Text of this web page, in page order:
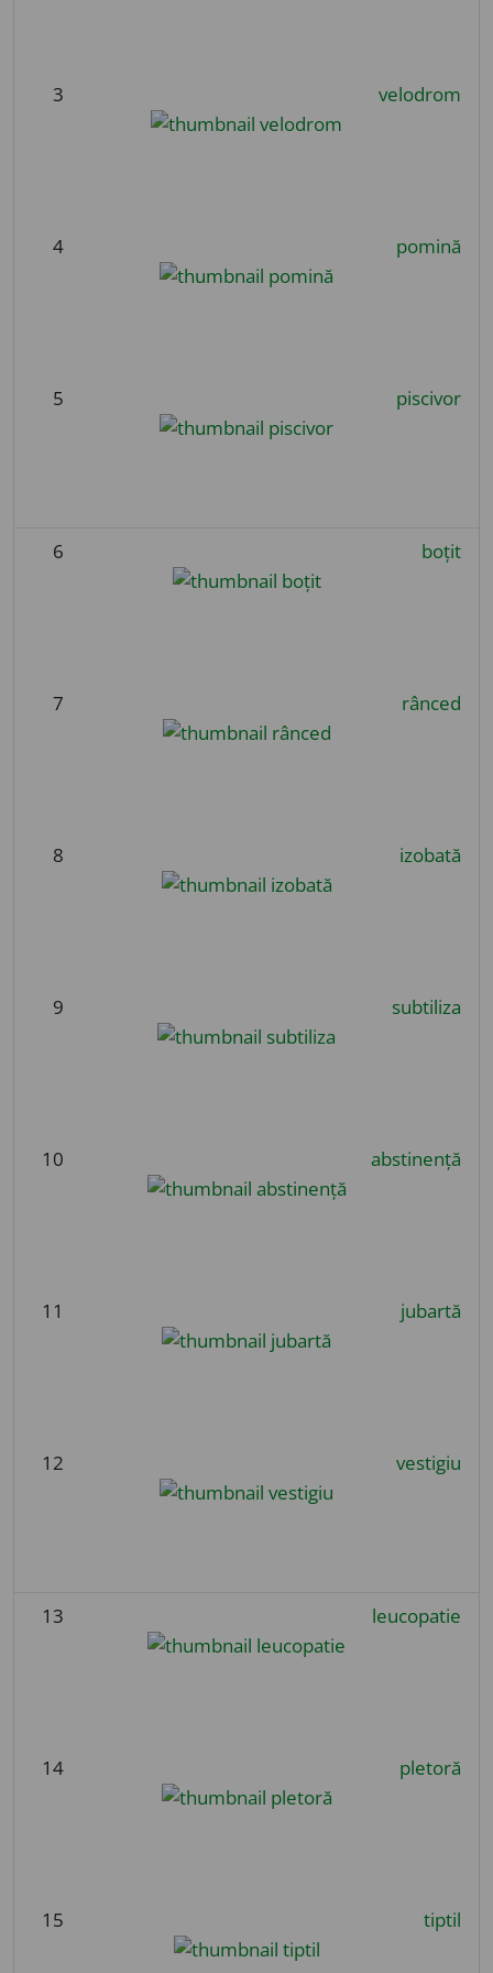
3 velodrom
4 pomină
5 piscivor
6 boțit
7 rânced
8 izobată
9 subtiliza
10 abstinență
11 jubartă
12 vestigiu
13 leucopatie
14 pletoră
15 tiptil